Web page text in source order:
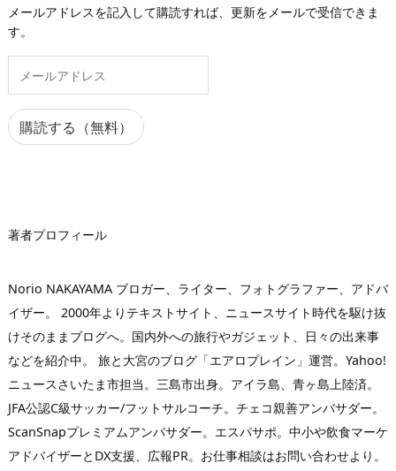
メールアドレスを記入して購読すれば、更新をメールで受信できま
す。
ア
ド
購読する（無料）
著者プロフィール
Norio NAKAYAMA ブロガー、ライター、フォトグラファー、アドバ
イザー。 2000年よりテキストサイト、ニュースサイト時代を駆け抜
けそのままブログへ。国内外への旅行やガジェット、日々の出来事
などを紹介中。 旅と大宮のブログ「エアロプレイン」運営。Yahoo!
ニュースさいたま市担当。三島市出身。アイラ島、青ヶ島上陸済。
JFA公認C級サッカー/フットサルコーチ。チェコ親善アンバサダー。
ScanSnapプレミアムアンバサダー。エスパサポ。中小や飲食マーケ
アドバイザーとDX支援、広報PR。お仕事相談はお問い合わせより。